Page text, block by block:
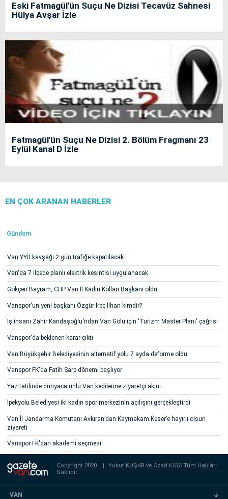
Eski Fatmagül'ün Suçu Ne Dizisi Tecavüz Sahnesi
Hülya Avşar İzle
Fatmagül'ün Suçu Ne Dizisi 2. Bölüm Fragmanı 23
Eylül Kanal D İzle
EN ÇOK ARANAN HABERLER
Gündem
Van YYÜ kavşağı 2 gün trafiğe kapatılacak
Van'da 7 ilçede planlı elektrik kesintisi uygulanacak
Gökçen Bayram, CHP Van İl Kadın Kolları Başkanı oldu
Vanspor'un yeni başkanı Özgür İreç İlhan kimdir?
İş insanı Zahir Kandaşoğlu'ndan Van Gölü için 'Turizm Master Planı' çağrısı
Vanspor'da beklenen karar çıktı
Van Büyükşehir Belediyesinin alternatif yolu 7 ayda deforme oldu
Vanspor FK'da Fatih Sarp dönemi başlıyor
Yaz tatilinde dünyaca ünlü Van kedilerine ziyaretçi akını
İpekyolu Belediyesi iki kadın spor merkezinin açılışını gerçekleştirdi
Van İl Jandarma Komutanı Avkıran’dan Kaymakam Keser’e hayırlı olsun
ziyareti
Vanspor FK'dan akademi seçmesi
Copyright 2020 | Yusuf KUŞAR veAzad KAYATüm Hakları
Saklıdır.
VAN